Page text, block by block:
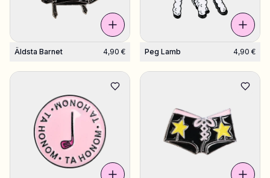
Äldsta Barnet 4,90 € Peg Lamb 4,90 €